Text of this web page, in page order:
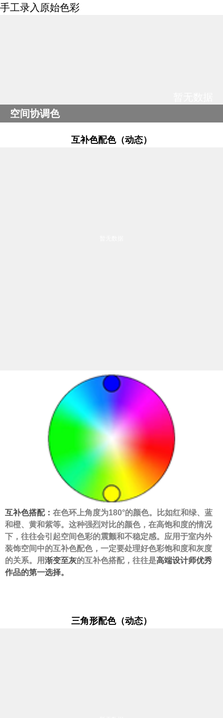
手工录入原始色彩
空间协调色
互补色配色（动态）
互补色搭配： 在色环上角度为180°的颜色。比如红和绿、蓝
和橙、黄和紫等。这种强烈对比的颜色，在高饱和度的情况
下，往往会引起空间色彩的震颤和不稳定感。应用于室内外
装饰空间中的互补色配色，一定要处理好色彩饱和度和灰度
的关系。用渐变至灰的互补色搭配，往往是高端设计师优秀
作品的第一选择。
三角形配色（动态）